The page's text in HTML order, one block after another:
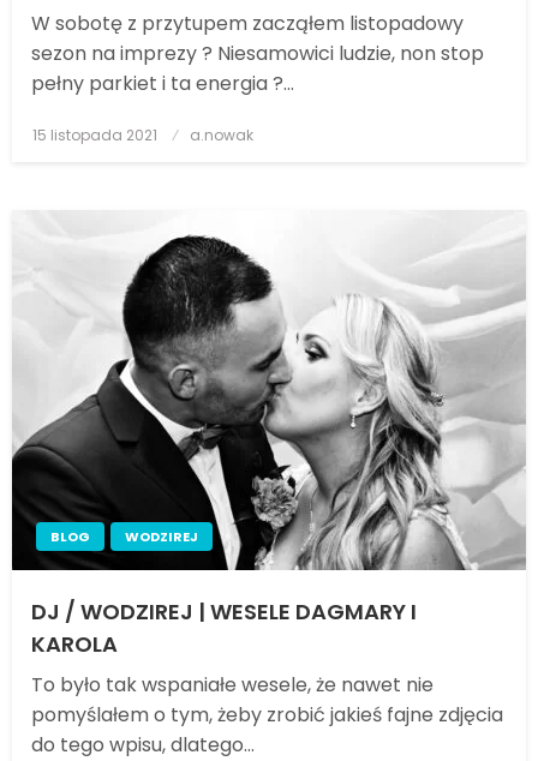
W sobotę z przytupem zacząłem listopadowy
sezon na imprezy ? Niesamowici ludzie, non stop
pełny parkiet i ta energia ?…
Posted
15 listopada 2021 a.nowak
BLOG WODZIREJ
DJ / WODZIREJ | WESELE DAGMARY I
KAROLA
To było tak wspaniałe wesele, że nawet nie
pomyślałem o tym, żeby zrobić jakieś fajne zdjęcia
do tego wpisu, dlatego…